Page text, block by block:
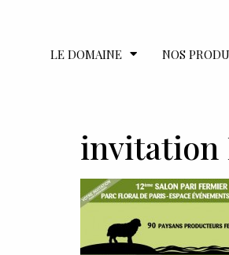
LE DOMAINE NOS
invitation